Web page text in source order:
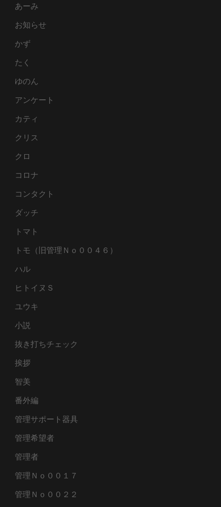
あーみ
お知らせ
かず
たく
ゆのん
アンケート
カティ
クリス
クロ
コロナ
コンタクト
ダッチ
トマト
トモ（旧管理Ｎｏ００４６）
ハル
ヒトイヌＳ
ユウキ
小説
抜き打ちチェック
挨拶
智美
番外編
管理サポート器具
管理希望者
管理者
管理Ｎｏ００１７
管理Ｎｏ００２２